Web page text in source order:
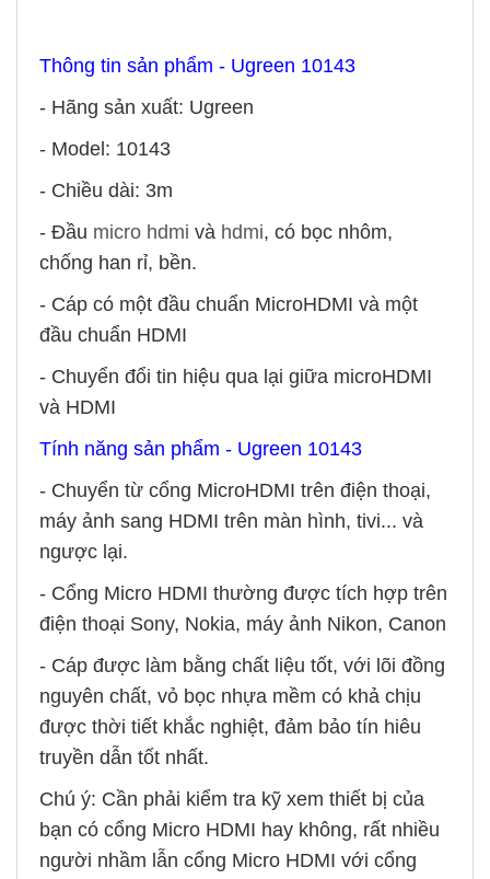
Thông tin sản phẩm - Ugreen 10143
- Hãng sản xuất: Ugreen
- Model: 10143
- Chiều dài: 3m
- Đầu micro hdmi và hdmi, có bọc nhôm,
chống han rỉ, bền.
- Cáp có một đầu chuẩn MicroHDMI và một
đầu chuẩn HDMI
- Chuyển đổi tin hiệu qua lại giữa microHDMI
và HDMI
Tính năng sản phẩm - Ugreen 10143
- Chuyển từ cổng MicroHDMI trên điện thoại,
máy ảnh sang HDMI trên màn hình, tivi... và
ngược lại.
- Cổng Micro HDMI thường được tích hợp trên
điện thoại Sony, Nokia, máy ảnh Nikon, Canon
- Cáp được làm bằng chất liệu tốt, với lõi đồng
nguyên chất, vỏ bọc nhựa mềm có khả chịu
được thời tiết khắc nghiệt, đảm bảo tín hiêu
truyền dẫn tốt nhất.
Chú ý: Cần phải kiểm tra kỹ xem thiết bị của
bạn có cổng Micro HDMI hay không, rất nhiều
người nhầm lẫn cổng Micro HDMI với cổng